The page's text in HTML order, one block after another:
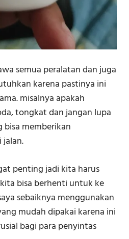
semua peralatan dan juga
karena pastinya ini
misalnya apakah
tongkat dan jangan lupa
memberikan
jalan.
penting jadi kita harus
bisa berhenti untuk ke
sebaiknya menggunakan
mudah dipakai karena ini
bagi para penyintas